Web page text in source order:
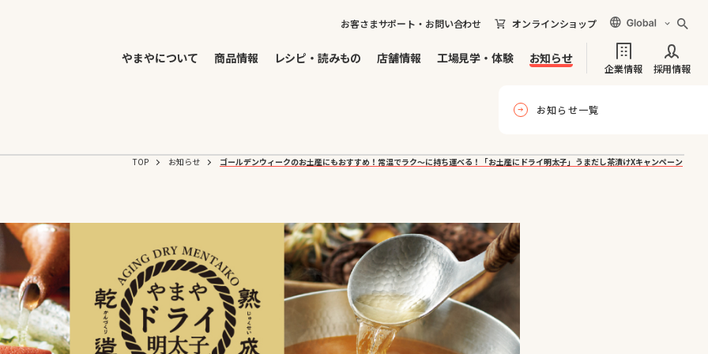
お客さまサポート・お問い合わせ オンラインショップ
やまやについて 商品情報 レシピ・読みもの 店舗情報 工場見学・体験 お知らせ
企業情報 採用情報
お知らせ一覧
TOP お知らせ ゴールデンウィークのお土産にもおすすめ！常温でラク～に持ち運べる！「お土産にドライ明太子」うまだし茶漬けXキャンペーン